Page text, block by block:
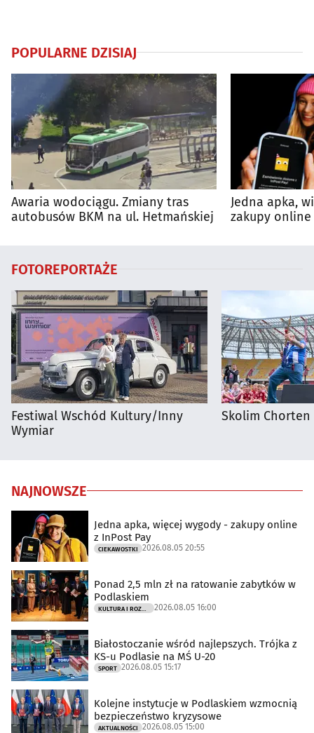
POPULARNE DZISIAJ
Awaria wodociągu. Zmiany tras
autobusów BKM na ul. Hetmańskiej
Jedna apka,
zakupy online
FOTOREPORTAŻE
Festiwal Wschód Kultury/Inny
Wymiar
Skolim Chorten
NAJNOWSZE
Jedna apka, więcej wygody - zakupy online
z InPost Pay
CIEKAWOSTKI 2026.08.05 20:55
Ponad 2,5 mln zł na ratowanie zabytków w
Podlaskiem
KULTURA I ROZRYWKA 2026.08.05 16:00
Białostoczanie wśród najlepszych. Trójka z
KS-u Podlasie na MŚ U-20
SPORT 2026.08.05 15:17
Kolejne instytucje w Podlaskiem wzmocnią
bezpieczeństwo kryzysowe
AKTUALNOŚCI 2026.08.05 15:00